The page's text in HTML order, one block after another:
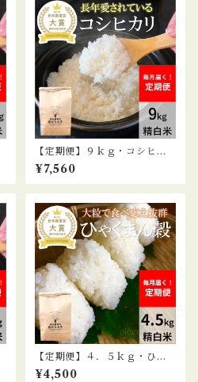
【定期便】９ｋｇ・コシヒカ
リ精白米
¥7,560
【定期便】４．５ｋｇ・ひゃ
くまん穀 精白米
¥4,500